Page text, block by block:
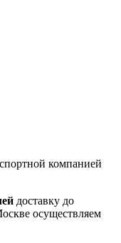
компанией
доставку до
осуществляем